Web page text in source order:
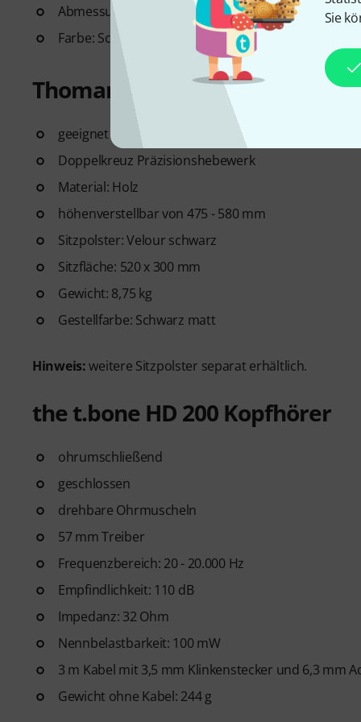
Sie
Abmessungen (B x H x T): 135 x 66 x 33 cm
Farbe: Schwarz
Thomann KB-47BM
geeignet für Kinder und Erwachsene
Doppelkreuz Präzisionshebewerk
Material: Holz
höhenverstellbar von 475 - 580 mm
Sitzpolster: Velour schwarz
Sitzfläche: 520 x 300 mm
Gewicht: 8,75 kg
Gestellfarbe: Schwarz matt
Hinweis:weitere Sitzpolster separat erhältlich.
the t.bone HD 200 Kopfhörer
ohrumschließend
geschlossen
drehbare Ohrmuscheln
57 mm Treiber
Frequenzbereich: 20 - 20.000 Hz
Empfindlichkeit: 110 dB
Impedanz: 32 Ohm
Nennbelastbarkeit: 100 mW
3 m Kabel mit 3,5 mm Klinkenstecker und 6,3 mm
Gewicht ohne Kabel: 244 g